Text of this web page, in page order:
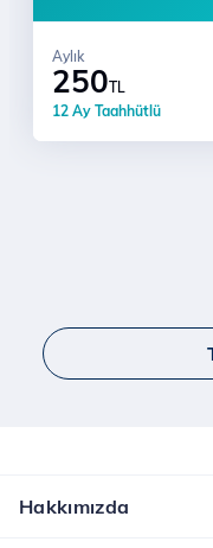
12 Ay Taahhütlü
250TL
Aylık
Hakkımızda